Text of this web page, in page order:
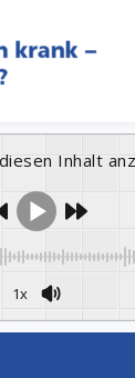
diesen Inhalt
1x